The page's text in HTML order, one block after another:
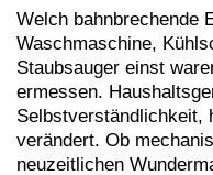
Welch bahnbrechende
Waschmaschine,
Staubsauger einst
ermessen.
Selbstverständlichkeit,
verändert. Ob
neuzeitlichen